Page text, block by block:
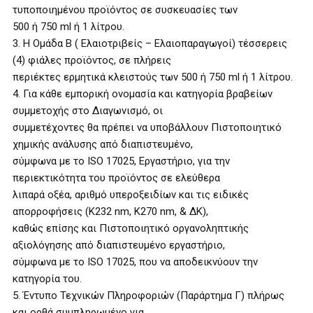
τυποποιημένου προϊόντος σε συσκευασίες των
500 ή 750 ml ή 1 λίτρου.
3. Η Ομάδα Β ( Ελαιοτριβείς – Ελαιοπαραγωγοί) τέσσερεις
(4) φιάλες προϊόντος, σε πλήρεις
περιέκτες ερμητικά κλειστούς των 500 ή 750 ml ή 1 λίτρου.
4. Για κάθε εμπορική ονομασία και κατηγορία βραβείων
συμμετοχής στο Διαγωνισμό, οι
συμμετέχοντες θα πρέπει να υποβάλλουν Πιστοποιητικό
χημικής ανάλυσης από διαπιστευμένο,
σύμφωνα με το ISO 17025, Εργαστήριο, για την
περιεκτικότητα του προϊόντος σε ελεύθερα
λιπαρά οξέα, αριθμό υπεροξειδίων και τις ειδικές
απορροφήσεις (K232 nm, K270 nm, & ΔK),
καθώς επίσης και Πιστοποιητικό οργανοληπτικής
αξιολόγησης από διαπιστευμένο εργαστήριο,
σύμφωνα με το ISO 17025, που να αποδεικνύουν την
κατηγορία του.
5. Έντυπο Τεχνικών Πληροφοριών (Παράρτημα Γ) πλήρως